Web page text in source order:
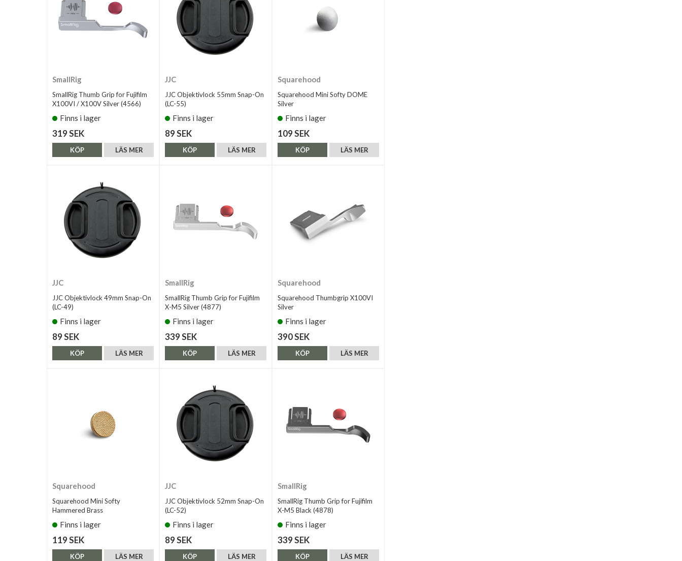
SmallRig
SmallRig Thumb Grip for Fujifilm
X100VI / X100V Silver (4566)
Finns i lager
319 SEK
LÄS MER
KÖP
JJC
JJC Objektivlock 55mm Snap-On
(LC-55)
Finns i lager
89 SEK
LÄS MER
KÖP
Squarehood
Squarehood Mini Softy DOME
Silver
Finns i lager
109 SEK
LÄS MER
KÖP
JJC
JJC Objektivlock 49mm Snap-On
(LC-49)
Finns i lager
89 SEK
LÄS MER
KÖP
SmallRig
SmallRig Thumb Grip for Fujifilm
X-M5 Silver (4877)
Finns i lager
339 SEK
LÄS MER
KÖP
Squarehood
Squarehood Thumbgrip X100VI
Silver
Finns i lager
390 SEK
LÄS MER
KÖP
Squarehood
Squarehood Mini Softy
Hammered Brass
Finns i lager
119 SEK
LÄS MER
KÖP
JJC
JJC Objektivlock 52mm Snap-On
(LC-52)
Finns i lager
89 SEK
LÄS MER
KÖP
SmallRig
SmallRig Thumb Grip for Fujifilm
X-M5 Black (4878)
Finns i lager
339 SEK
LÄS MER
KÖP